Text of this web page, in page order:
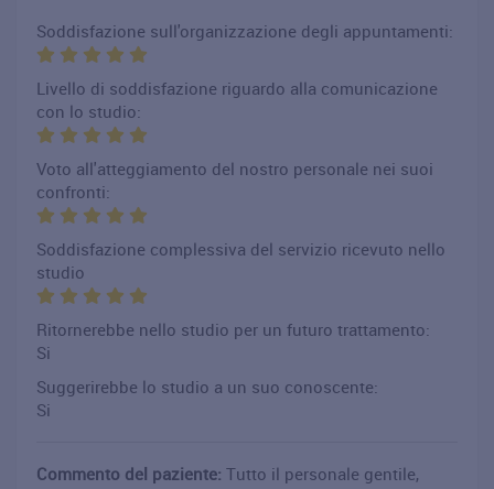
Soddisfazione sull'organizzazione degli appuntamenti:
Livello di soddisfazione riguardo alla comunicazione
con lo studio:
Voto all'atteggiamento del nostro personale nei suoi
confronti:
Soddisfazione complessiva del servizio ricevuto nello
studio
Ritornerebbe nello studio per un futuro trattamento:
Si
Suggerirebbe lo studio a un suo conoscente:
Si
Commento del paziente: Tutto il personale gentile,